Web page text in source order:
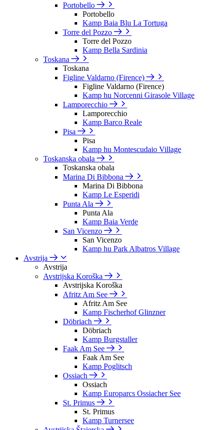
Portobello
Portobello
Kamp Baia Blu La Tortuga
Torre del Pozzo
Torre del Pozzo
Kamp Bella Sardinia
Toskana
Toskana
Figline Valdarno (Firence)
Figline Valdarno (Firence)
Kamp hu Norcenni Girasole Village
Lamporecchio
Lamporecchio
Kamp Barco Reale
Pisa
Pisa
Kamp hu Montescudaio Village
Toskanska obala
Toskanska obala
Marina Di Bibbona
Marina Di Bibbona
Kamp Le Esperidi
Punta Ala
Punta Ala
Kamp Baia Verde
San Vicenzo
San Vicenzo
Kamp hu Park Albatros Village
Avstrija
Avstrija
Avstrijska Koroška
Avstrijska Koroška
Afritz Am See
Afritz Am See
Kamp Fischerhof Glinzner
Döbriach
Döbriach
Kamp Burgstaller
Faak Am See
Faak Am See
Kamp Poglitsch
Ossiach
Ossiach
Kamp Europarcs Ossiacher See
St. Primus
St. Primus
Kamp Turnersee